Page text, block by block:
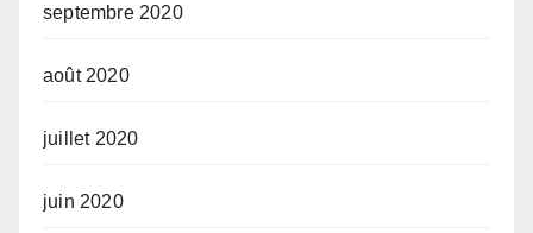
septembre 2020
août 2020
juillet 2020
juin 2020